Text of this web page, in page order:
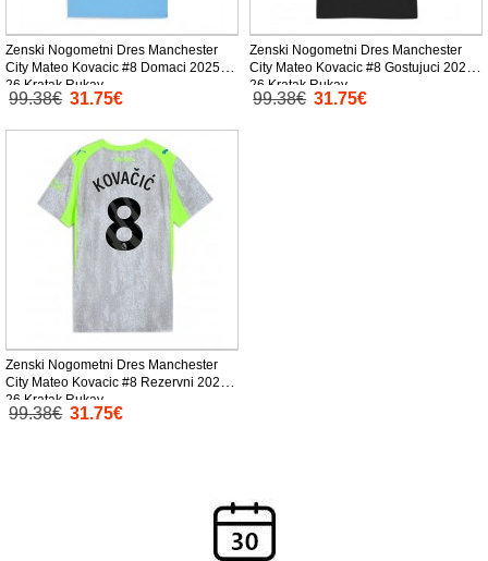
Zenski Nogometni Dres Manchester
City Mateo Kovacic #8 Domaci 2025-
26 Kratak Rukav
99.38€ 31.75€
Zenski Nogometni Dres Manchester
City Mateo Kovacic #8 Gostujuci 2025-
26 Kratak Rukav
99.38€ 31.75€
Zenski Nogometni Dres Manchester
City Mateo Kovacic #8 Rezervni 2025-
26 Kratak Rukav
99.38€ 31.75€